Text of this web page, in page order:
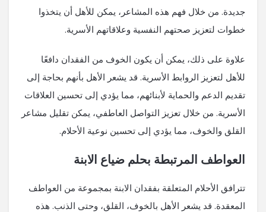
جديدة. من خلال فهم هذه المشاعر، يمكن للأهل أن يتخذوا
خطوات لتعزيز صحتهم النفسية وعلاقاتهم الأسرية.
علاوة على ذلك، يمكن أن يكون الخوف من الفقدان دافعًا
للأهل لتعزيز الروابط الأسرية. قد يشعر الأهل بأنهم بحاجة إلى
تقديم الدعم والحماية لأبنائهم، مما يؤدي إلى تحسين العلاقات
الأسرية. من خلال تعزيز التواصل العاطفي، يمكن تقليل مشاعر
القلق والخوف، مما يؤدي إلى تحسين نوعية الأحلام.
العواطف المرتبطة بحلم ضياع الابنة
تترافق الأحلام المتعلقة بفقدان الابنة بمجموعة من العواطف
المعقدة. قد يشعر الأهل بالخوف، القلق، وحتى الذنب. هذه